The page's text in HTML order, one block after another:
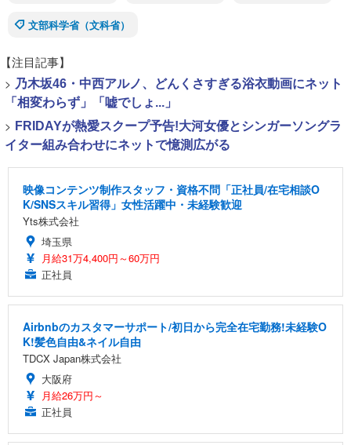
文部科学省（文科省）
【注目記事】
> 乃木坂46・中西アルノ、どんくさすぎる浴衣動画にネット
「相変わらず」「嘘でしょ...」
> FRIDAYが熱愛スクープ予告!大河女優とシンガーソングラ
イター組み合わせにネットで憶測広がる
映像コンテンツ制作スタッフ・資格不問「正社員/在宅相談O
K/SNSスキル習得」女性活躍中・未経験歓迎
Yts株式会社
埼玉県
月給31万4,400円～60万円
正社員
Airbnbのカスタマーサポート/初日から完全在宅勤務!未経験O
K!髪色自由&ネイル自由
TDCX Japan株式会社
大阪府
月給26万円～
正社員